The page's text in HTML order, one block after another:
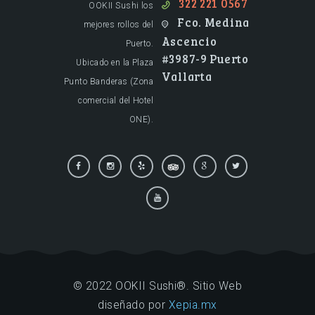
322 221 0567
Fco. Medina
Ascencio
#3987-9 Puerto
Vallarta
OOKII Sushi los
mejores rollos del
Puerto.
Ubicado en la Plaza
Punto Banderas (Zona
comercial del Hotel
ONE).
© 2022 OOKII Sushi®. Sitio Web
diseñado por Xepia.mx